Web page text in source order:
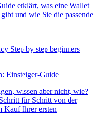
erklärt, was eine Wallet
und wie Sie die passende
Einsteiger-Guide
wissen aber nicht, wie?
für Schritt von der
Kauf Ihrer ersten